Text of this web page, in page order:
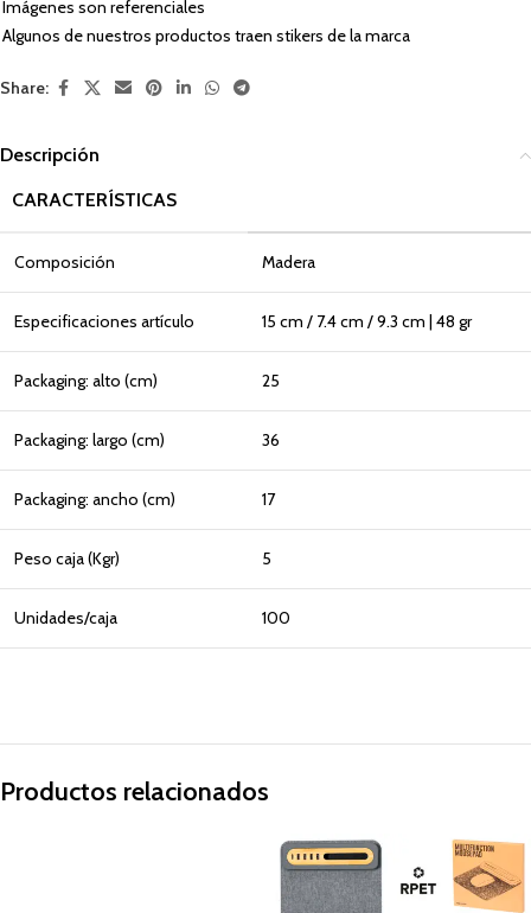
Imágenes son referenciales
Algunos de nuestros productos traen stikers de la marca
Share:
Descripción
CARACTERÍSTICAS
Composición Madera
Especificaciones artículo 15 cm / 7.4 cm / 9.3 cm | 48 gr
Packaging: alto (cm) 25
Packaging: largo (cm) 36
Packaging: ancho (cm) 17
Peso caja (Kgr) 5
Unidades/caja 100
Productos relacionados